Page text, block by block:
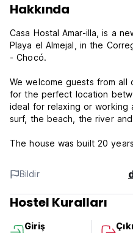
Hakkında
Casa Hostal Amar-illa, is a
Playa el Almejal, in the
- Chocó.
We welcome guests from
for the perfect location
ideal for relaxing or working
surf, the beach, the river
The house was built 20
wooden structure, recently
you can take advantage of
Bildir
Hostel Kuralları
Giriş